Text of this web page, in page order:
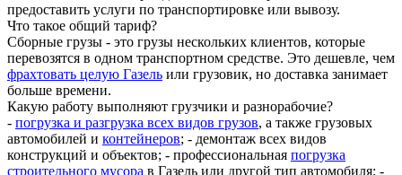
предоставить услуги по транспортировке или вывозу.
Что такое общий тариф?
Сборные грузы - это грузы нескольких клиентов, которые
перевозятся в одном транспортном средстве. Это дешевле, чем
фрахтовать целую Газель или грузовик, но доставка занимает
больше времени.
Какую работу выполняют грузчики и разнорабочие?
- погрузка и разгрузка всех видов грузов, а также грузовых
автомобилей и контейнеров; - демонтаж всех видов
конструкций и объектов; - профессиональная погрузка
строительного мусора в Газель или другой тип автомобиля; -